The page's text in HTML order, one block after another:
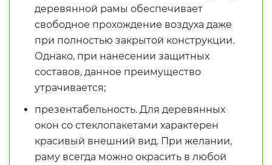
деревянной рамы обеспечивает
свободное прохождение воздуха даже
при полностью закрытой конструкции.
Однако, при нанесении защитных
составов, данное преимущество
утрачивается;
презентабельность. Для деревянных
окон со стеклопакетами характерен
красивый внешний вид. При желании,
раму всегда можно окрасить в любой